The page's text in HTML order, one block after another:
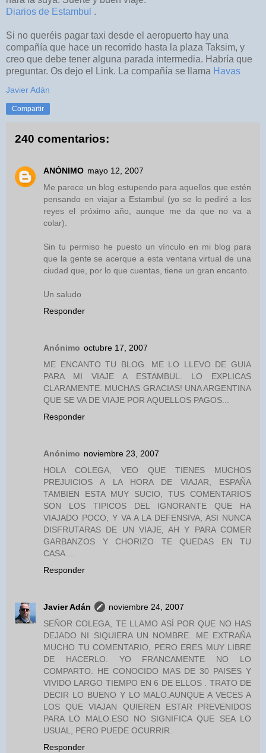
Diarios de Estambul .
Si no queréis pagar taxi desde el aeropuerto hay una
compañía que hace un recorrido hasta la plaza Taksim, y
creo que debe tener alguna parada intermedia. Habría que
preguntar. Os dejo el Link. La compañía se llama Havas
Javier Adán
Compartir
240 comentarios:
ANÓNIMO mayo 12, 2007
Me parece un blog estupendo para aquellos que estén
pensando en viajar a Estambul (yo se lo pediré a los
reyes el próximo año, aunque me da que no va a
colar).
Sin tu permiso he puesto un vínculo en mi blog para
que la gente se acerque a esta ventana virtual de una
ciudad que, por lo que cuentas, tiene un gran encanto.
Un saludo
Responder
Anónimo octubre 17, 2007
ME ENCANTO TU BLOG. ME LO LLEVO DE GUIA
PARA MI VIAJE A ESTAMBUL. LO EXPLICAS
CLARAMENTE. MUCHAS GRACIAS! UNA ARGENTINA
QUE SE VA DE VIAJE POR AQUELLOS PAGOS...
Responder
Anónimo noviembre 23, 2007
HOLA COLEGA, VEO QUE TIENES MUCHOS
PREJUICIOS A LA HORA DE VIAJAR, ESPAÑA
TAMBIEN ESTA MUY SUCIO, TUS COMENTARIOS
SON LOS TIPICOS DEL IGNORANTE QUE HA
VIAJADO POCO, Y VA A LA DEFENSIVA, ASI NUNCA
DISFRUTARAS DE UN VIAJE, AH Y PARA COMER
GARBANZOS Y CHORIZO TE QUEDAS EN TU
CASA....
Responder
Javier Adán
noviembre 24, 2007
SEÑOR COLEGA, TE LLAMO ASÍ POR QUE NO HAS
DEJADO NI SIQUIERA UN NOMBRE. ME EXTRAÑA
MUCHO TU COMENTARIO, PERO ERES MUY LIBRE
DE HACERLO. YO FRANCAMENTE NO LO
COMPARTO. HE CONOCIDO MAS DE 30 PAISES Y
VIVIDO LARGO TIEMPO EN 6 DE ELLOS . TRATO DE
DECIR LO BUENO Y LO MALO.AUNQUE A VECES A
LOS QUE VIAJAN QUIEREN ESTAR PREVENIDOS
PARA LO MALO.ESO NO SIGNIFICA QUE SEA LO
USUAL, PERO PUEDE OCURRIR.
Responder